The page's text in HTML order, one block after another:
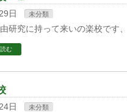
日 未分類
研究に持って来いの楽校です、
む
日 未分類